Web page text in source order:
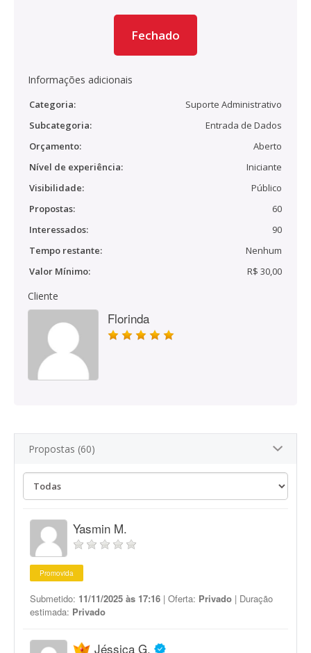
Fechado
Informações adicionais
Categoria:
Suporte Administrativo
Subcategoria:
Entrada de Dados
Orçamento:
Aberto
Nível de experiência:
Iniciante
Visibilidade:
Público
Propostas:
60
Interessados:
90
Tempo restante:
Nenhum
Valor Mínimo:
R$ 30,00
Cliente
Florinda
Propostas (60)
Yasmin M.
Promovida
Submetido: 11/11/2025 às 17:16 | Oferta: Privado | Duração
estimada: Privado
Jéssica G.